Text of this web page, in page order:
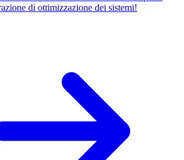
di ottimizzazione dei sistemi!